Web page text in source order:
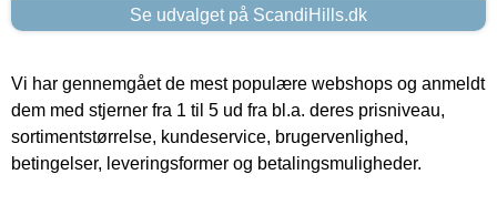
Se udvalget på ScandiHills.dk
Vi har gennemgået de mest populære webshops og anmeldt
dem med stjerner fra 1 til 5 ud fra bl.a. deres prisniveau,
sortimentstørrelse, kundeservice, brugervenlighed,
betingelser, leveringsformer og betalingsmuligheder.